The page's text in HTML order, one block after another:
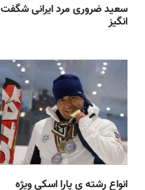
سعید ضروری مرد ایرانی شگفت
انگیز
انواع رشته ی پارا اسکی ویژه